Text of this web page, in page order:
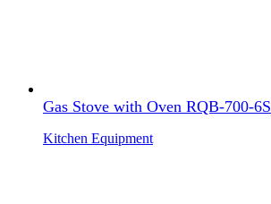
Gas Stove with Oven RQB-700-6S
Kitchen Equipment